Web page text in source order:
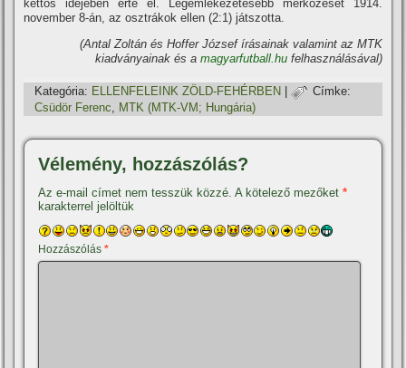
kettős idejében érte el. Legemlékezetesebb mérkőzését 1914.
november 8-án, az osztrákok ellen (2:1) játszotta.
(Antal Zoltán és Hoffer József í­rásainak valamint az MTK
kiadványainak és a magyarfutball.hufelhasználásával)
Kategória: ELLENFELEINK ZÖLD-FEHÉRBEN |
Címke:
Csüdör Ferenc, MTK (MTK-VM; Hungária)
Vélemény, hozzászólás?
Az e-mail címet nem tesszük közzé. A kötelező mezőket*
karakterrel jelöltük
Hozzászólás*